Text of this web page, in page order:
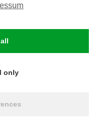
only
COOKIE POLICY (EU)